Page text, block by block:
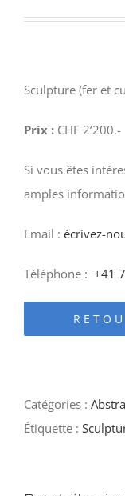
Sculpture (fer et
Prix : CHF 2’200.-
Si vous êtes
amples
Email : écrivez-
Téléphone : +41
Catégories :
Étiquette :